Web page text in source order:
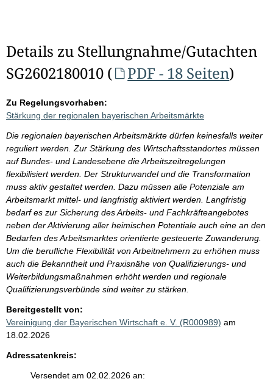
Details zu Stellungnahme/Gutachten
SG2602180010 (
PDF - 18 Seiten)
Zu Regelungsvorhaben:
Stärkung der regionalen bayerischen Arbeitsmärkte
Die regionalen bayerischen Arbeitsmärkte dürfen keinesfalls weiter
reguliert werden. Zur Stärkung des Wirtschaftsstandortes müssen
auf Bundes- und Landesebene die Arbeitszeitregelungen
flexibilisiert werden. Der Strukturwandel und die Transformation
muss aktiv gestaltet werden. Dazu müssen alle Potenziale am
Arbeitsmarkt mittel- und langfristig aktiviert werden. Langfristig
bedarf es zur Sicherung des Arbeits- und Fachkräfteangebotes
neben der Aktivierung aller heimischen Potentiale auch eine an den
Bedarfen des Arbeitsmarktes orientierte gesteuerte Zuwanderung.
Um die berufliche Flexibilität von Arbeitnehmern zu erhöhen muss
auch die Bekanntheit und Praxisnähe von Qualifizierungs- und
Weiterbildungsmaßnahmen erhöht werden und regionale
Qualifizierungsverbünde sind weiter zu stärken.
Bereitgestellt von:
Vereinigung der Bayerischen Wirtschaft e. V. (R000989) am
18.02.2026
Adressatenkreis:
Versendet am 02.02.2026 an: